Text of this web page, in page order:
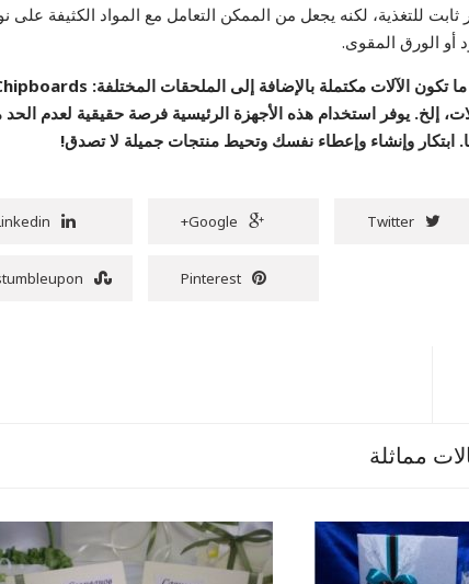
للتغذية، لكنه يجعل من الممكن التعامل مع المواد الكثيفة على
أو الورق المقوى.
إلخ. يوفر استخدام هذه الأجهزة الرئيسية فرصة حقيقية لعدم
ابتكار وإنشاء وإعطاء نفسك وتحيط منتجات جميلة لا تصدق!
Twitter
Google+
Pinterest
مماثلة